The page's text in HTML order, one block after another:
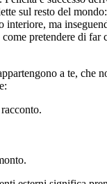
sul resto del
interiore, ma
pretendere di far
a te, che